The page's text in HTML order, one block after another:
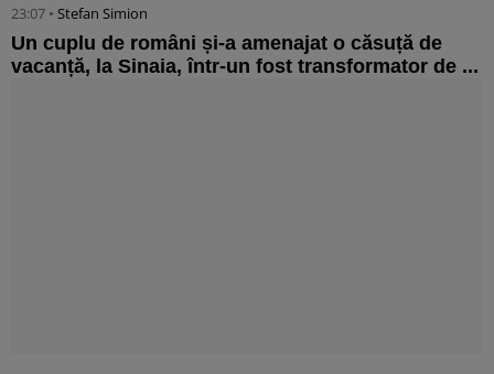
23:07 • Stefan Simion
Un cuplu de români și-a amenajat o căsuță de
vacanță, la Sinaia, într-un fost transformator de ...